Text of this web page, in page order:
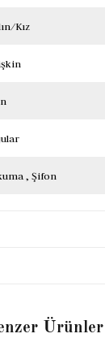
Kız
Şifon
Ürünler